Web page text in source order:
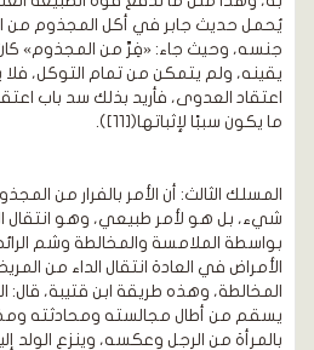
يُحمل حديث جابر في أكل المجذوم من
جنسه، وحيث جاء: «فِرَّ من المجذوم»
يقينه، ولم يتمكن من تمام التوكل،
اعتقاد العدوى، فأريد بذلك سد باب
ما يكون سببًا لإثباتها([11]).
المسلك الثالث: أن الأمر بالفرار من
شيء، بل هو لأمر طبيعي، وهو انتقال
بواسطة الملامسة والمخالطة وشم
الأمراض في العادة انتقال الداء من
المخالطة، وهذه طريقة ابن قتيبة،
يسقم من أطال مجالسته ومحادثته
بالمرأة من الرجل وعكسه، وينزع الولد